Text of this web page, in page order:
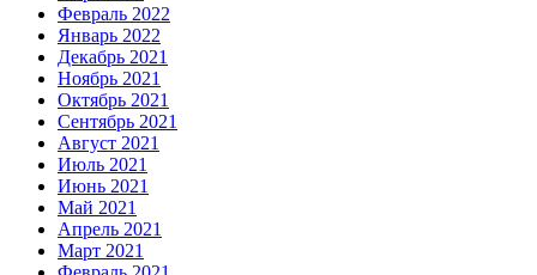
Февраль 2022
Январь 2022
Декабрь 2021
Ноябрь 2021
Октябрь 2021
Сентябрь 2021
Август 2021
Июль 2021
Июнь 2021
Май 2021
Апрель 2021
Март 2021